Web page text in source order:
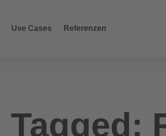
Use Cases Referenzen
Tagged: